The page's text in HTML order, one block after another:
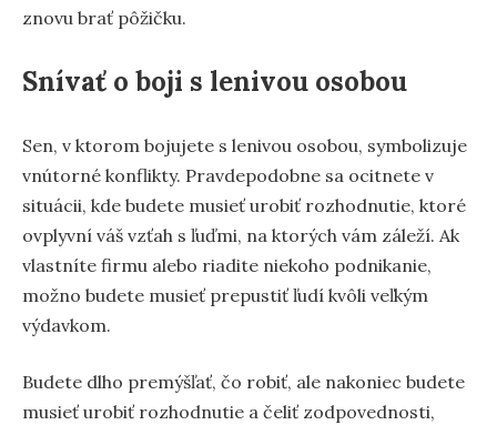
znovu brať pôžičku.
Snívať o boji s lenivou osobou
Sen, v ktorom bojujete s lenivou osobou, symbolizuje
vnútorné konflikty. Pravdepodobne sa ocitnete v
situácii, kde budete musieť urobiť rozhodnutie, ktoré
ovplyvní váš vzťah s ľuďmi, na ktorých vám záleží. Ak
vlastníte firmu alebo riadite niekoho podnikanie,
možno budete musieť prepustiť ľudí kvôli veľkým
výdavkom.
Budete dlho premýšľať, čo robiť, ale nakoniec budete
musieť urobiť rozhodnutie a čeliť zodpovednosti,